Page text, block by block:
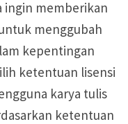
ingin memberikan
menggubah
kepentingan
ketentuan lisensi
karya tulis
ketentuan